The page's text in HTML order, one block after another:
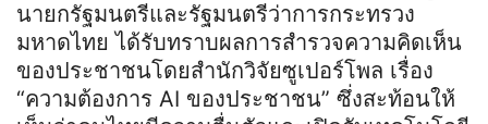
นายกรัฐมนตรีและรัฐมนตรีว่าการกระทรวง
มหาดไทย ได้รับทราบผลการสำรวจความคิดเห็น
ของประชาชนโดยสำนักวิจัยซูเปอร์โพล เรื่อง
“ความต้องการ AI ของประชาชน” ซึ่งสะท้อนให้